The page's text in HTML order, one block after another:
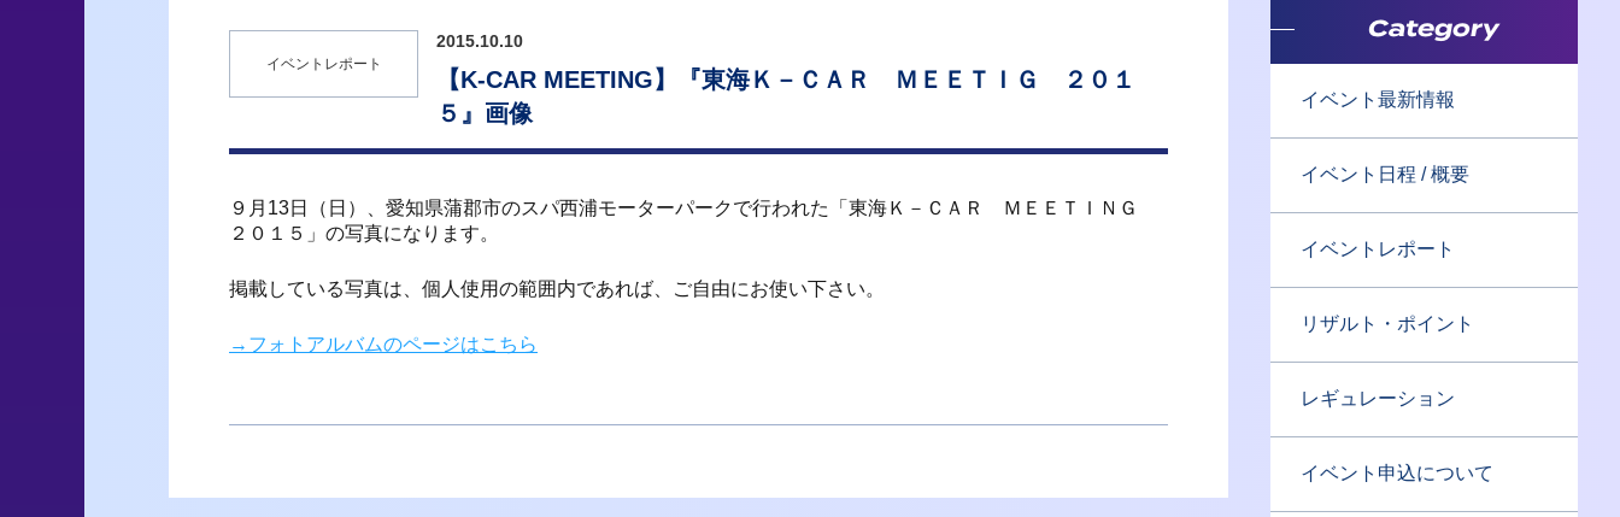
イベントレポート
2015.10.10
【K-CAR MEETING】『東海Ｋ－ＣＡＲ ＭＥＥＴＩＧ ２０１
５』画像
９月13日（日）、愛知県蒲郡市のスパ西浦モーターパークで行われた「東海Ｋ－ＣＡＲ ＭＥＥＴＩＮＧ
２０１５」の写真になります。
掲載している写真は、個人使用の範囲内であれば、ご自由にお使い下さい。
→フォトアルバムのページはこちら
Category
イベント最新情報
イベント日程 / 概要
イベントレポート
リザルト・ポイント
レギュレーション
イベント申込について